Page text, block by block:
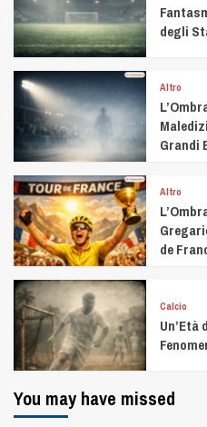
degli
Altro
Grandi
Altro
de
Calcio
Un’Età
You may have missed